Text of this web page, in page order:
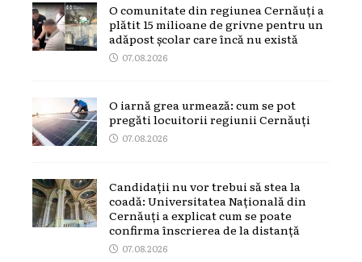
O comunitate din regiunea Cernăuți a
plătit 15 milioane de grivne pentru un
adăpost școlar care încă nu există
07.08.2026
O iarnă grea urmează: cum se pot
pregăti locuitorii regiunii Cernăuți
07.08.2026
Candidații nu vor trebui să stea la
coadă: Universitatea Națională din
Cernăuți a explicat cum se poate
confirma înscrierea de la distanță
07.08.2026